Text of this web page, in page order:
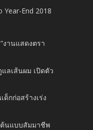
Year-End 2018
งานแสดงตรา
แลเส้นผม เปิดตัว
กก่อสร้างเร่ง
ต้นแบบสัมมาชีพ